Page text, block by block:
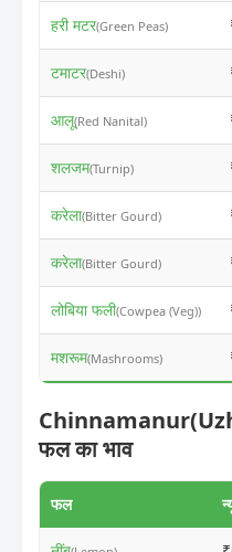
हरी मटर(Green Peas)
टमाटर(Deshi)
आलू(Red Nanital)
शलजम(Turnip)
करेला(Bitter Gourd)
करेला(Bitter Gourd)
लोबिया फली(Cowpea (Veg))
मशरूम(Mashrooms)
फल का भाव
फल